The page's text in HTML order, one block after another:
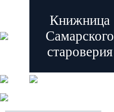
Книжница
Самарского
староверия